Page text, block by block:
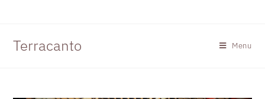
Terracanto Menu